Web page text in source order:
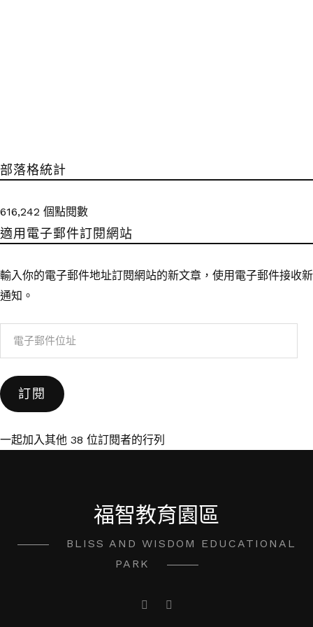
部落格統計
616,242 個點閱數
適用電子郵件訂閱網站
輸入你的電子郵件地址訂閱網站的新文章，使用電子郵件接收新
通知。
件
位
訂閱
一起加入其他 38 位訂閱者的行列
福智教育園區
BLISS AND WISDOM EDUCATIONAL
PARK